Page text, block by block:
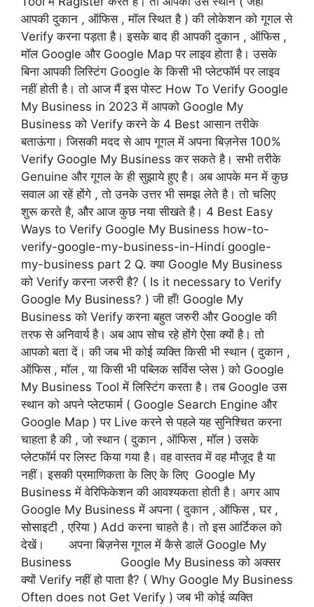
आपकी दुकान , ऑफिस , मॉल स्थित है ) की लोकेशन को गूगल से
Verify करना पड़ता है। इसके बाद ही आपकी दुकान , ऑफिस ,
मॉल Google और Google Map पर लाइव होता है। उसके
बिना आपकी लिस्टिंग Google के किसी भी प्लेटफॉर्म पर लाइव
नहीं होती है। तो आज मैं इस पोस्ट How To Verify Google
My Business in 2023 में आपको Google My
Business को Verify करने के 4 Best आसान तरीके
बताऊंगा। जिसकी मदद से आप गूगल में अपना बिज़नेस 100%
Verify Google My Business कर सकते है। सभी तरीके
Genuine और गूगल के ही सुझाये हुए है। अब आपके मन में कुछ
सवाल आ रहें होंगे , तो उनके उत्तर भी समझ लेते है। तो चलिए
शुरू करते है, और आज कुछ नया सीखते है। 4 Best Easy
Ways to Verify Google My Business how-to-
verify-google-my-business-in-Hindi google-
my-business part 2 Q. क्या Google My Business
को Verify करना जरुरी है? ( Is it necessary to Verify
Google My Business? ) जी हाँ! Google My
Business को Verify करना बहुत जरुरी और Google की
तरफ से अनिवार्य है। अब आप सोच रहे होंगे ऐसा क्यों है। तो
आपको बता दें। की जब भी कोई व्यक्ति किसी भी स्थान ( दुकान ,
ऑफिस , मॉल , या किसी भी पब्लिक सर्विस प्लेस ) को Google
My Business Tool में लिस्टिंग करता है। तब Google उस
स्थान को अपने प्लेटफार्म ( Google Search Engine और
Google Map ) पर Live करने से पहले यह सुनिश्चित करना
चाहता है की , जो स्थान ( दुकान , ऑफिस , मॉल ) उसके
प्लेटफॉर्म पर लिस्ट किया गया है। वह वास्तव में वह मौजूद है या
नहीं। इसकी प्रमाणिकता के लिए के लिए Google My
Business में वेरिफिकेशन की आवश्यकता होती है। अगर आप
Google My Business में अपना ( दुकान , ऑफिस , घर ,
सोसाइटी , एरिया ) Add करना चाहते है। तो इस आर्टिकल को
देखें। अपना बिज़नेस गूगल में कैसे डालें Google My
Business Google My Business को अक्सर
क्यों Verify नहीं हो पाता है? ( Why Google My Business
Often does not Get Verify ) जब भी कोई व्यक्ति